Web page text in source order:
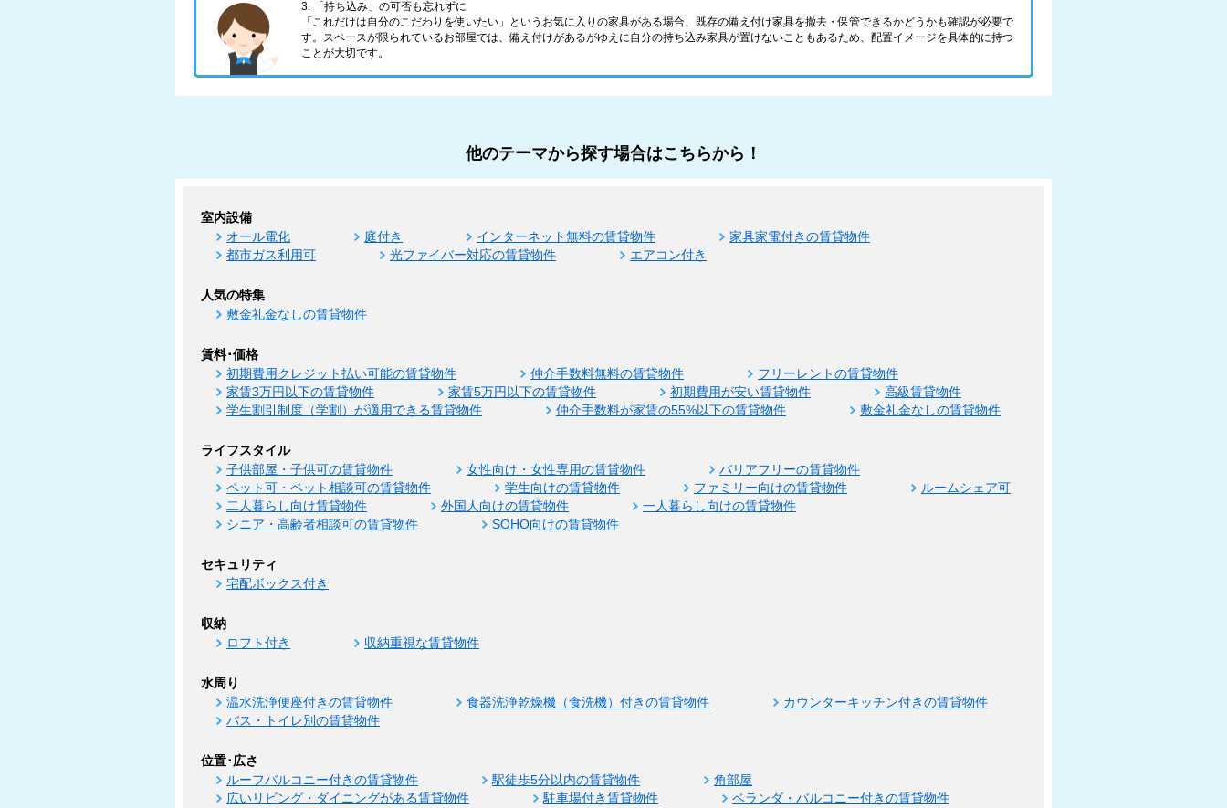
3. 「持ち込み」の可否も忘れずに
「これだけは自分のこだわりを使いたい」というお気に入りの家具がある場合、既存の備え付け家具を撤去・保管できるかどうかも確認が必要で
す。スペースが限られているお部屋では、備え付けがあるがゆえに自分の持ち込み家具が置けないこともあるため、配置イメージを具体的に持つ
ことが大切です。
他のテーマから探す場合はこちらから！
室内設備
オール電化 庭付き インターネット無料の賃貸物件
家具家電付きの賃貸物件
都市ガス利用可
光ファイバー対応の賃貸物件 エアコン付き
人気の特集
敷金礼金なしの賃貸物件
賃料･価格
初期費用クレジット払い可能の賃貸物件 仲介手数料無料の賃貸物件
フリーレントの賃貸物件
家賃3万円以下の賃貸物件
家賃5万円以下の賃貸物件 初期費用が安い賃貸物件
高級賃貸物件
学生割引制度（学割）が適用できる賃貸物件
仲介手数料が家賃の55%以下の賃貸物件 敷金礼金なしの賃貸物件
ライフスタイル
子供部屋・子供可の賃貸物件 女性向け・女性専用の賃貸物件
バリアフリーの賃貸物件
ペット可・ペット相談可の賃貸物件
学生向けの賃貸物件 ファミリー向けの賃貸物件
ルームシェア可
二人暮らし向け賃貸物件
外国人向けの賃貸物件
一人暮らし向けの賃貸物件
シニア・高齢者相談可の賃貸物件
SOHO向けの賃貸物件
セキュリティ
宅配ボックス付き
収納
ロフト付き 収納重視な賃貸物件
水周り
温水洗浄便座付きの賃貸物件 食器洗浄乾燥機（食洗機）付きの賃貸物件
カウンターキッチン付きの賃貸物件
バス・トイレ別の賃貸物件
位置･広さ
ルーフバルコニー付きの賃貸物件 駅徒歩5分以内の賃貸物件
角部屋
広いリビング・ダイニングがある賃貸物件
駐車場付き賃貸物件
ベランダ・バルコニー付きの賃貸物件